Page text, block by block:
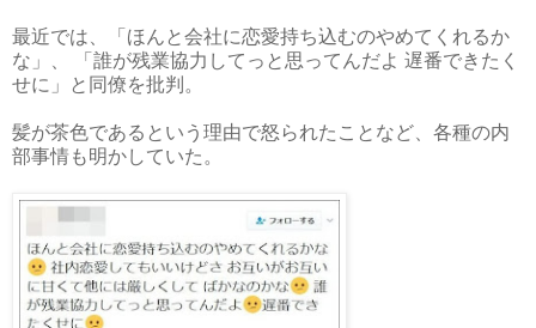
最近では、「ほんと会社に恋愛持ち込むのやめてくれるか
な」、 「誰が残業協力してっと思ってんだよ 遅番できたく
せに」と同僚を批判。
髪が茶色であるという理由で怒られたことなど、各種の内
部事情も明かしていた。